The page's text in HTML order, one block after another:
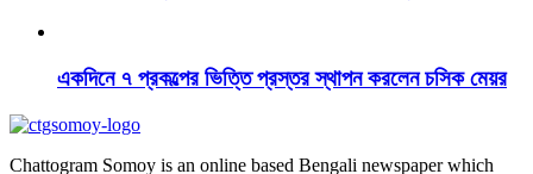
একদিনে ৭ প্রকল্পের ভিত্তি প্রস্তর স্থাপন করলেন চসিক মেয়র
Chattogram Somoy is an online based Bengali newspaper which